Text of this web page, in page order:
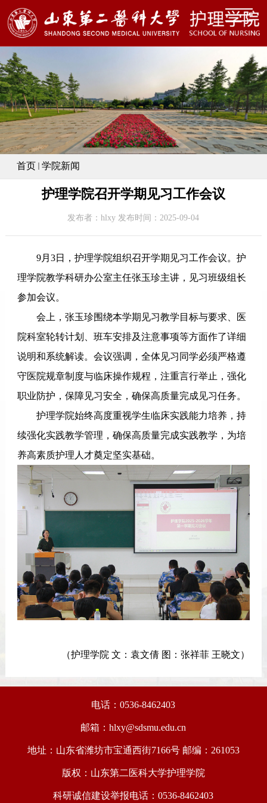
首页 学院新闻
护理学院召开学期见习工作会议
发布者：hlxy 发布时间：2025-09-04
9月 3日，护理学院组织召开学期见习工作会议。护
理学院教学科研办公室主任张玉珍主讲，见习班级组长
参加会议。
会上，张玉珍围绕本学期见习教学目标与要求、医
院科室轮转计划、班车安排及注意事项等方面作了详细
说明和系统解读。会议强调，全体见习同学必须严格遵
守医院规章制度与临床操作规程，注重言行举止，强化
职业防护，保障见习安全，确保高质量完成见习任务。
护理学院始终高度重视学生临床实践能力培养，持
续强化实践教学管理，确保高质量完成实践教学，为培
养高素质护理人才奠定坚实基础。
（护理学院 文：袁文倩 图：张祥菲 王晓文）
电话：0536-8462403
邮箱：hlxy@sdsmu.edu.cn
地址：山东省潍坊市宝通西街7166号 邮编：261053
版权：山东第二医科大学护理学院
科研诚信建设举报电话：0536-8462403